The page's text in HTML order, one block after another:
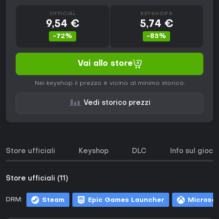
OFFICIAL
9,54 €
-72%
KEYSHOPS
5,74 €
-85%
Vai allo store
Nei keyshop il prezzo è vicino al minimo storico.
Vedi storico prezzi
Store ufficiali Keyshop DLC Info sul gioco
Store ufficiali (11)
DRM: Steam Epic Games Launcher